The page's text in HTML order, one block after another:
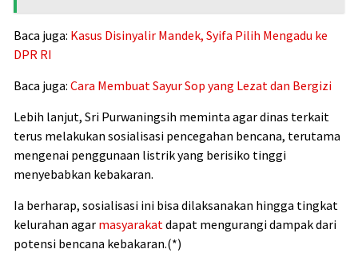
Baca juga: Kasus Disinyalir Mandek, Syifa Pilih Mengadu ke
DPR RI
Baca juga: Cara Membuat Sayur Sop yang Lezat dan Bergizi
Lebih lanjut, Sri Purwaningsih meminta agar dinas terkait
terus melakukan sosialisasi pencegahan bencana, terutama
mengenai penggunaan listrik yang berisiko tinggi
menyebabkan kebakaran.
Ia berharap, sosialisasi ini bisa dilaksanakan hingga tingkat
kelurahan agar masyarakatdapat mengurangi dampak dari
potensi bencana kebakaran.(*)